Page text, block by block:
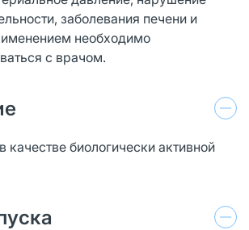
заболевания печени и
необходимо
с врачом.
качестве биологически активной